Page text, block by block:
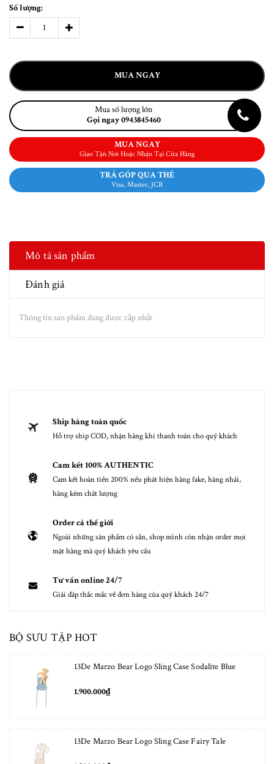
Số lượng:
MUA NGAY
Mua số lượng lớn
Gọi ngay 0943845460
MUA NGAY
Giao Tận Nơi Hoặc Nhận Tại Cửa Hàng
TRẢ GÓP QUA THẺ
Visa, Master, JCB
Mô tả sản phẩm
Đánh giá
Thông tin sản phẩm đang được cập nhật
Ship hàng toàn quốc
Hỗ trợ ship COD, nhận hàng khi thanh toán cho quý khách
Cam kết 100% AUTHENTIC
Cam kết hoàn tiền 200% nếu phát hiện hàng fake, hàng nhái,
hàng kém chất lượng
Order cả thế giới
Ngoài những sản phẩm có sẵn, shop mình còn nhận order mọi
mặt hàng mà quý khách yêu cầu
Tư vấn online 24/7
Giải đáp thắc mắc về đơn hàng của quý khách 24/7
BỘ SƯU TẬP HOT
13De Marzo Bear Logo Sling Case Sodalite Blue
1.900.000₫
13De Marzo Bear Logo Sling Case Fairy Tale